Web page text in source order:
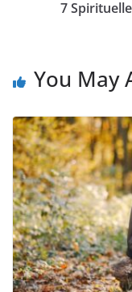
7
You May